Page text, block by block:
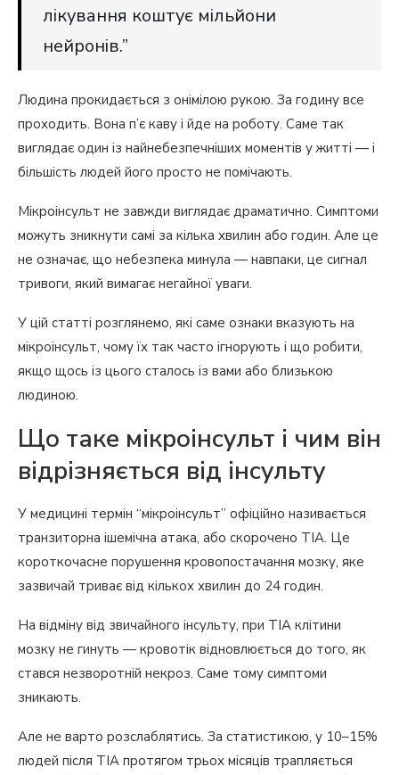
лікування коштує мільйони
нейронів.”
Людина прокидається з онімілою рукою. За годину все
проходить. Вона п’є каву і йде на роботу. Саме так
виглядає один із найнебезпечніших моментів у житті — і
більшість людей його просто не помічають.
Мікроінсульт не завжди виглядає драматично. Симптоми
можуть зникнути самі за кілька хвилин або годин. Але це
не означає, що небезпека минула — навпаки, це сигнал
тривоги, який вимагає негайної уваги.
У цій статті розглянемо, які саме ознаки вказують на
мікроінсульт, чому їх так часто ігнорують і що робити,
якщо щось із цього сталось із вами або близькою
людиною.
Що таке мікроінсульт і чим він
відрізняється від інсульту
У медицині термін “мікроінсульт” офіційно називається
транзиторна ішемічна атака, або скорочено ТІА. Це
короткочасне порушення кровопостачання мозку, яке
зазвичай триває від кількох хвилин до 24 годин.
На відміну від звичайного інсульту, при ТІА клітини
мозку не гинуть — кровотік відновлюється до того, як
стався незворотній некроз. Саме тому симптоми
зникають.
Але не варто розслаблятись. За статистикою, у 10–15%
людей після ТІА протягом трьох місяців трапляється